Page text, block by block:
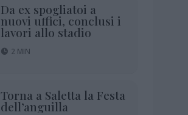
Da ex spogliatoi a
nuovi uffici, conclusi i
lavori allo stadio
2 MIN
Torna a Saletta la Festa
dell’anguilla